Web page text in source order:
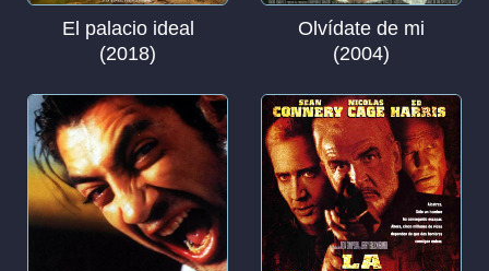
El palacio ideal
(2018)
Olvídate de mi
(2004)